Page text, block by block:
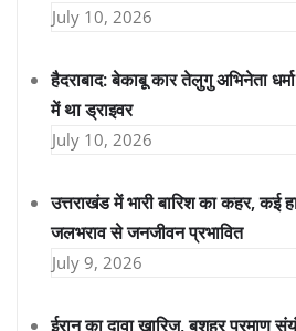
July 10, 2026
हैदराबाद: बेकाबू कार तेलुगु अभिनेता
में था ड्राइवर
July 10, 2026
उत्तराखंड में भारी बारिश का कहर, कई
जलभराव से जनजीवन प्रभावित
July 9, 2026
ईरान का दावा खारिज, बुशहर परमाणु